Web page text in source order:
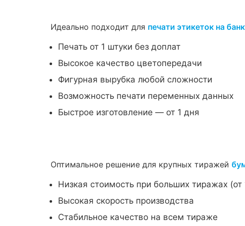
Идеально подходит для печати этикеток на
Печать от 1 штуки без доплат
Высокое качество цветопередачи
Фигурная вырубка любой сложности
Возможность печати переменных данных
Быстрое изготовление — от 1 дня
Оптимальное решение для крупных тиражей
Низкая стоимость при больших тиражах (от
Высокая скорость производства
Стабильное качество на всем тираже